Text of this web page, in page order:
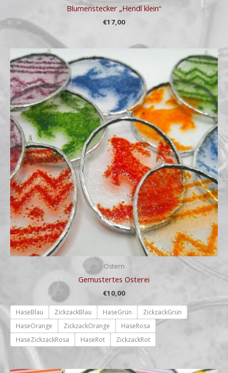
Blumenstecker „Hendl klein“
€17,00
Ostern
Gemustertes Osterei
€10,00
HaseBlau ZickzackBlau HaseGrün
ZickzackGrün
HaseOrange
ZickzackOrange
HaseRosa
HaseZickzackRosa
HaseRot ZickzackRot